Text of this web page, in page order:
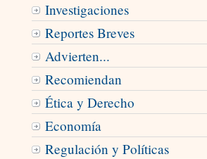
Investigaciones
Reportes Breves
Advierten...
Recomiendan
Ética y Derecho
Economía
Regulación y Políticas